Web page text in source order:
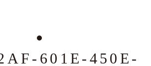
601E-450E-